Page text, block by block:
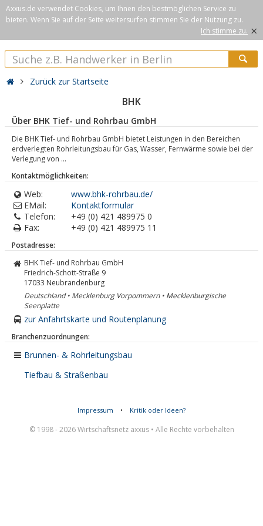
Axxus.de verwendet Cookies, um Ihnen den bestmöglichen Service zu
bieten. Wenn Sie auf der Seite weitersurfen stimmen Sie der Nutzung zu.
Ich stimme zu. ×
Zurück zur Startseite
BHK
Über BHK Tief- und Rohrbau GmbH
Die BHK Tief- und Rohrbau GmbH bietet Leistungen in den Bereichen
erdverlegten Rohrleitungsbau für Gas, Wasser, Fernwärme sowie bei der
Verlegung von ...
Kontaktmöglichkeiten:
Web:
www.bhk-rohrbau.de/
EMail:
Kontaktformular
Telefon:
+49 (0) 421 489975 0
Fax:
+49 (0) 421 489975 11
Postadresse:
BHK Tief- und Rohrbau GmbH
Friedrich-Schott-Straße 9
17033 Neubrandenburg
Deutschland • Mecklenburg Vorpommern • Mecklenburgische
Seenplatte
zur Anfahrtskarte und Routenplanung
Branchenzuordnungen:
Brunnen- & Rohrleitungsbau
Tiefbau & Straßenbau
Impressum • Kritik oder Ideen?
© 1998 - 2026 Wirtschaftsnetz axxus • Alle Rechte vorbehalten